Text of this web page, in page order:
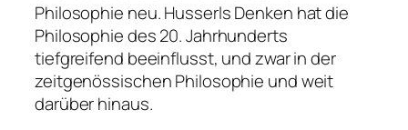
Philosophie neu. Husserls Denken hat die
Philosophie des 20. Jahrhunderts
tiefgreifend beeinflusst, und zwar in der
zeitgenössischen Philosophie und weit
darüber hinaus.